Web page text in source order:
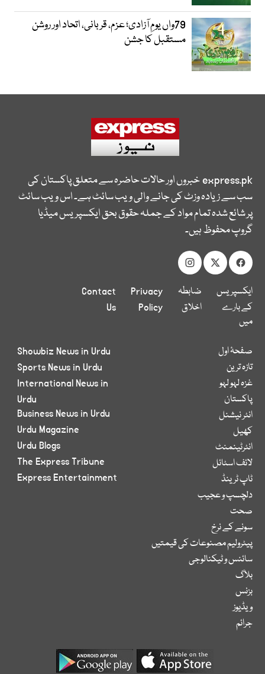
79واں یومِ آزادی؛ عزم، قربانی، اتحاد اور روشن
مستقبل کا جشن
express.pkخبروں اور حالات حاضرہ سے متعلق پاکستان کی
سب سے زیادہ وزٹ کی جانے والی ویب سائٹ ہے۔ اس ویب سائٹ
پر شائع شدہ تمام مواد کے جملہ حقوق بحق ایکسپریس میڈیا
گروپ محفوظ ہیں۔
ایکسپریس
کے بارے
میں
ضابطہ
اخلاق
Privacy
Policy
Contact
Us
صفحۂ اول
تازہ ترین
غزہ لہو لہو
پاکستان
انٹر نیشنل
کھیل
انٹرٹینمنٹ
لائف اسٹائل
ٹاپ ٹرینڈ
دلچسپ و عجیب
صحت
سونے کے نرخ
پیٹرولیم مصنوعات کی قیمتیں
سائنس و ٹیکنالوجی
بلاگ
بزنس
ویڈیوز
جرائم
Showbiz News in Urdu
Sports News in Urdu
International News in
Urdu
Business News in Urdu
Urdu Magazine
Urdu Blogs
The Express Tribune
Express Entertainment